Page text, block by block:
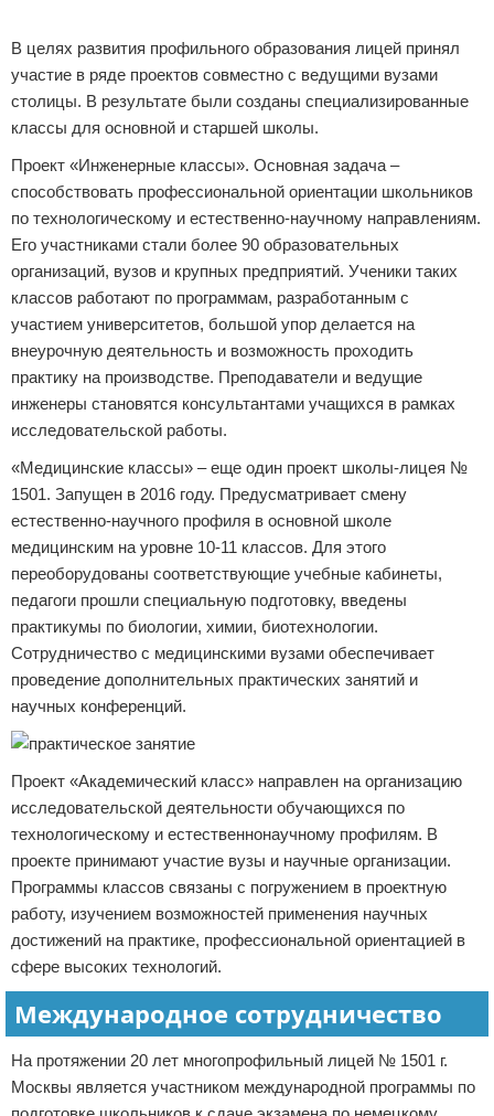
В целях развития профильного образования лицей принял
участие в ряде проектов совместно с ведущими вузами
столицы. В результате были созданы специализированные
классы для основной и старшей школы.
Проект «Инженерные классы». Основная задача –
способствовать профессиональной ориентации школьников
по технологическому и естественно-научному направлениям.
Его участниками стали более 90 образовательных
организаций, вузов и крупных предприятий. Ученики таких
классов работают по программам, разработанным с
участием университетов, большой упор делается на
внеурочную деятельность и возможность проходить
практику на производстве. Преподаватели и ведущие
инженеры становятся консультантами учащихся в рамках
исследовательской работы.
«Медицинские классы» – еще один проект школы-лицея №
1501. Запущен в 2016 году. Предусматривает смену
естественно-научного профиля в основной школе
медицинским на уровне 10-11 классов. Для этого
переоборудованы соответствующие учебные кабинеты,
педагоги прошли специальную подготовку, введены
практикумы по биологии, химии, биотехнологии.
Сотрудничество с медицинскими вузами обеспечивает
проведение дополнительных практических занятий и
научных конференций.
Проект «Академический класс» направлен на организацию
исследовательской деятельности обучающихся по
технологическому и естественнонаучному профилям. В
проекте принимают участие вузы и научные организации.
Программы классов связаны с погружением в проектную
работу, изучением возможностей применения научных
достижений на практике, профессиональной ориентацией в
сфере высоких технологий.
Международное сотрудничество
На протяжении 20 лет многопрофильный лицей № 1501 г.
Москвы является участником международной программы по